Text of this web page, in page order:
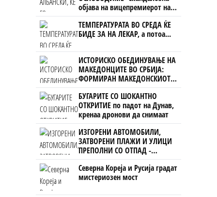
објава на вицепремиерот на
Црна Гора
ТЕМПЕРАТУРАТА ВО СРЕДА ЌЕ
БИДЕ ЗА НА ЛЕКАР, а потоа...
ИСТОРИСКО ОБЕДИНУВАЊЕ НА
МАКЕДОНЦИТЕ ВО СРБИЈА:
ФОРМИРАН МАКЕДОНСКИОТ
НАЦИОНАЛЕН СОЈУЗ
БУГАРИТЕ СО ШОКАНТНО
ОТКРИТИЕ по падот на Дунав,
кренаа дронови да снимаат
ИЗГОРЕНИ АВТОМОБИЛИ,
ЗАТВОРЕНИ ПЛАЖИ И УЛИЦИ
ПРЕПОЛНИ СО ОТПАД -
Фнидек во хаос по
мигрантскиот бран кон Сеута
Северна Кореја и Русија градат
мистериозен мост